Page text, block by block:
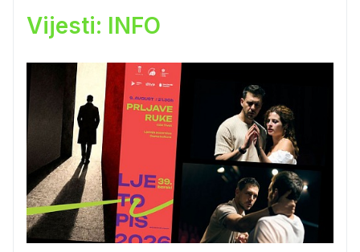
Vijesti: INFO